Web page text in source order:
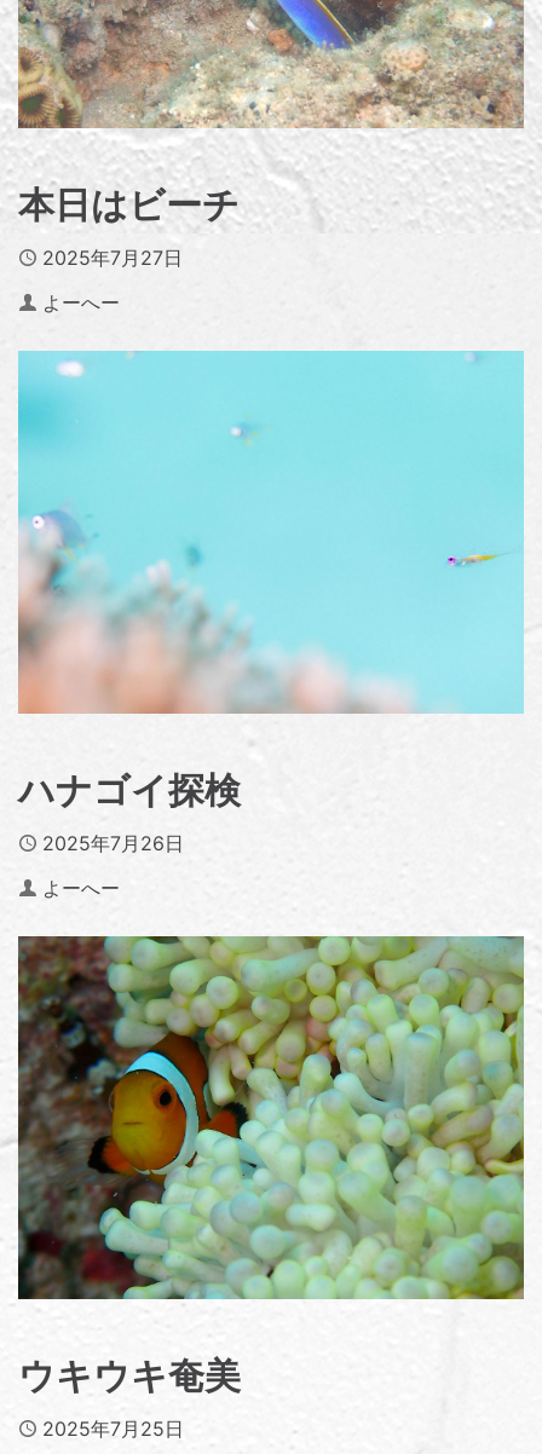
本日はビーチ
Published
2025年7月27日
Author
よーへー
ハナゴイ探検
Published
2025年7月26日
Author
よーへー
ウキウキ奄美
Published
2025年7月25日